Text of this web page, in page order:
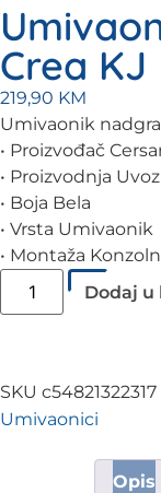
Crea KJ
219,90 KM
Umivaonik
• Proizvođač
• Proizvodnja
• Boja Bela
• Vrsta Umivaonik
• Montaža
Dodaj u
SKU c54821322317
Umivaonici
Opis